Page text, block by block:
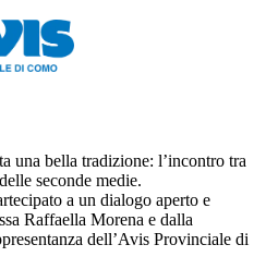
una bella tradizione: l’incontro tra
seconde medie.
a un dialogo aperto e
Raffaella Morena e dalla
dell’Avis Provinciale di